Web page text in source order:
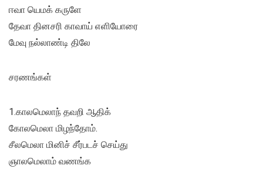
ஈவா யெமக் கருளே
தேவா தினசரி காவாய் எளியோரை
மேவு நல்லாண்டி திலே
சரணங்கள்
1.காலமெலாந் தவறி ஆதிக்
கோலமெலா மிழந்தோம்.
சீலமெலா மினிச் சீர்படச் செய்து
ஞாலமெலாம் வணங்க